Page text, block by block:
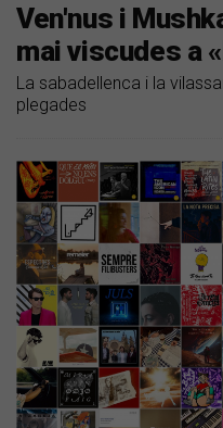
Ven'nus i
mai viscudes a
La sabadellenca i la
plegades